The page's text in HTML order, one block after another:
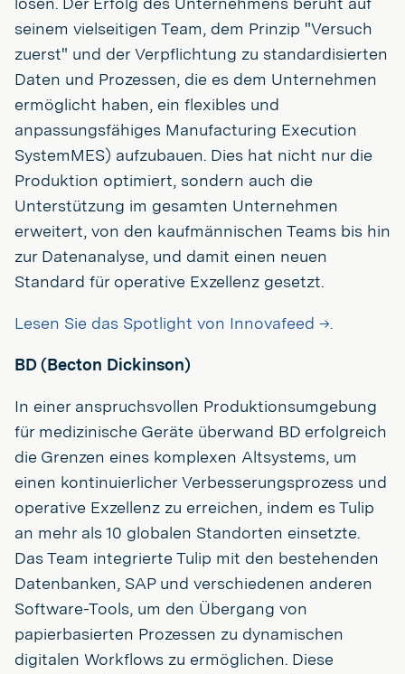
seinem vielseitigen Team, dem Prinzip "Versuch
zuerst" und der Verpflichtung zu standardisierten
Daten und Prozessen, die es dem Unternehmen
ermöglicht haben, ein flexibles und
anpassungsfähiges Manufacturing Execution
SystemMES) aufzubauen. Dies hat nicht nur die
Produktion optimiert, sondern auch die
Unterstützung im gesamten Unternehmen
erweitert, von den kaufmännischen Teams bis hin
zur Datenanalyse, und damit einen neuen
Standard für operative Exzellenz gesetzt.
Lesen Sie das Spotlight von Innovafeed →.
BD (Becton Dickinson)
In einer anspruchsvollen Produktionsumgebung
für medizinische Geräte überwand BD erfolgreich
die Grenzen eines komplexen Altsystems, um
einen kontinuierlicher Verbesserungsprozess und
operative Exzellenz zu erreichen, indem es Tulip
an mehr als 10 globalen Standorten einsetzte.
Das Team integrierte Tulip mit den bestehenden
Datenbanken, SAP und verschiedenen anderen
Software-Tools, um den Übergang von
papierbasierten Prozessen zu dynamischen
digitalen Workflows zu ermöglichen. Diese